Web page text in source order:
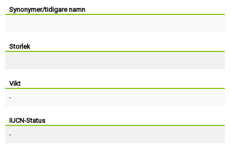
Synonymer/tidigare namn
Storlek
Vikt
-
IUCN-Status
-